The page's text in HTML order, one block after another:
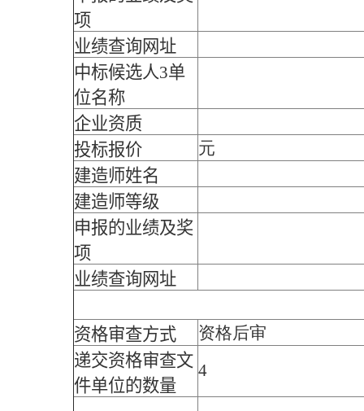
项
业绩查询网址
中标候选人3单
位名称
企业资质
投标报价
元
建造师姓名
建造师等级
申报的业绩及奖
项
业绩查询网址
资格审查方式
资格后审
递交资格审查文
件单位的数量
4